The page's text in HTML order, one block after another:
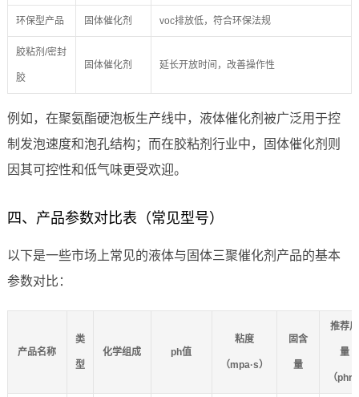
环保型产品 固体催化剂 voc排放低，符合环保法规
胶粘剂/密封
胶
固体催化剂 延长开放时间，改善操作性
例如，在聚氨酯硬泡板生产线中，液体催化剂被广泛用于控
制发泡速度和泡孔结构；而在胶粘剂行业中，固体催化剂则
因其可控性和低气味更受欢迎。
四、产品参数对比表（常见型号）
以下是一些市场上常见的液体与固体三聚催化剂产品的基本
参数对比：
产品名称
类
型
化学组成 ph值
粘度
（mpa·s）
固含
量
推荐用
量
（phr